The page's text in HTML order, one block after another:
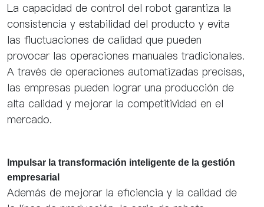
La capacidad de control del robot garantiza la
consistencia y estabilidad del producto y evita
las fluctuaciones de calidad que pueden
provocar las operaciones manuales tradicionales.
A través de operaciones automatizadas precisas,
las empresas pueden lograr una producción de
alta calidad y mejorar la competitividad en el
mercado.
Impulsar la transformación inteligente de la gestión
empresarial
Además de mejorar la eficiencia y la calidad de